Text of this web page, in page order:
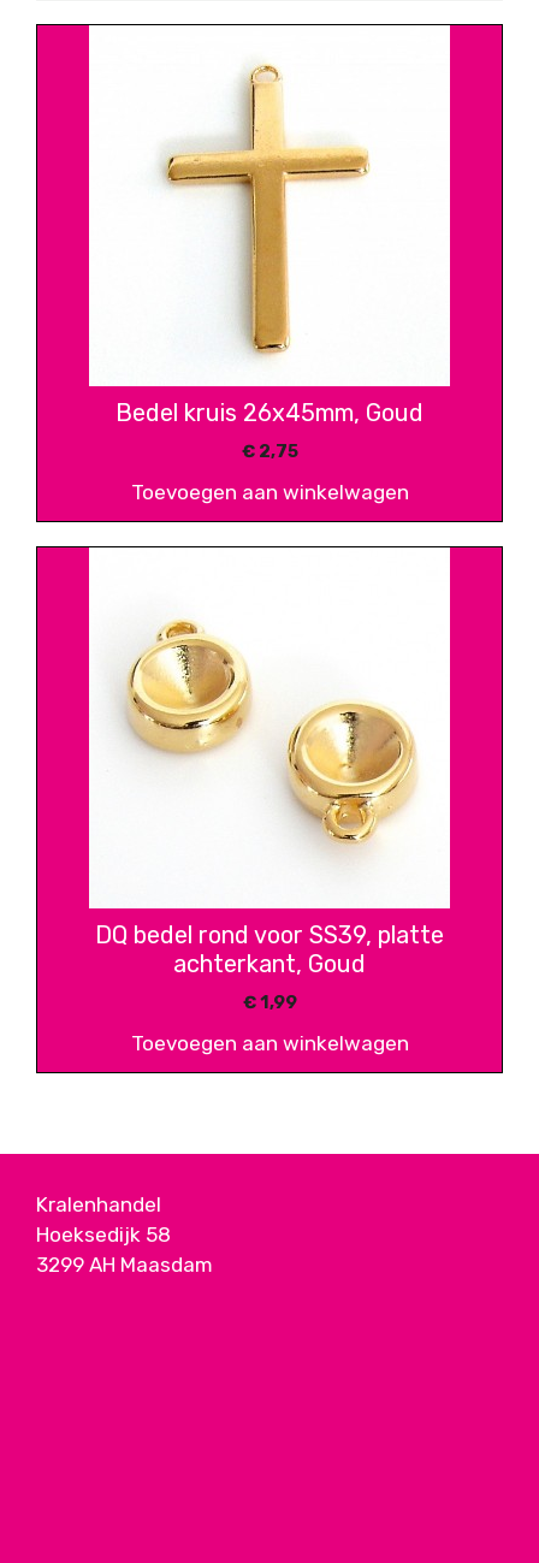
Bedel kruis 26x45mm, Goud
€2,75
Toevoegen aan winkelwagen
DQ bedel rond voor SS39, platte
achterkant, Goud
€1,99
Toevoegen aan winkelwagen
Kralenhandel
Hoeksedijk 58
3299 AH Maasdam